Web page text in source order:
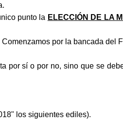
punto la ELECCIÓN DE LA
Comenzamos por la bancada del
por sí o por no, sino que se
los siguientes ediles).